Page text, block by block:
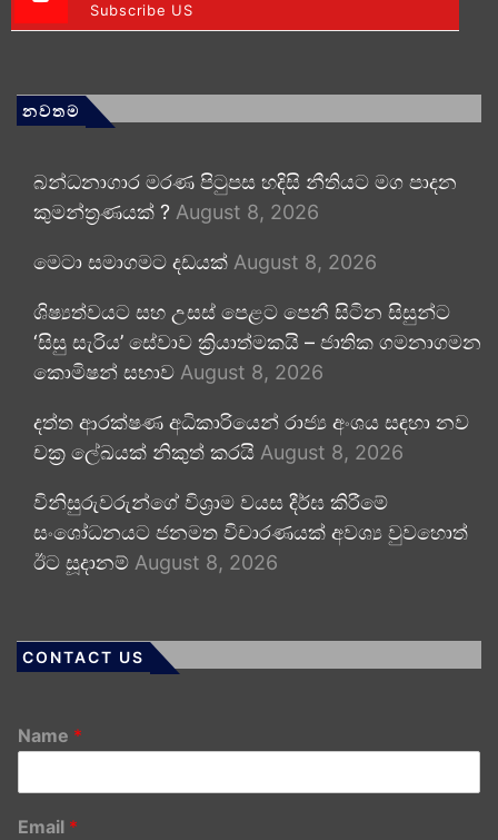
Subscribe US
නවතම
බන්ධනාගාර මරණ පිටුපස හදිසි නීතියට මග පාදන
කුමන්ත්‍රණයක් ? August 8, 2026
මෙටා සමාගමට දඩයක් August 8, 2026
ශිෂ්‍යත්වයට සහ උසස් පෙළට පෙනී සිටින සිසුන්ට
‘සිසු සැරිය’ සේවාව ක්‍රියාත්මකයි – ජාතික ගමනාගමන
කොමිෂන් සභාව August 8, 2026
දත්ත ආරක්ෂණ අධිකාරියෙන් රාජ්‍ය අංශය සඳහා නව
චක්‍ර ලේඛයක් නිකුත් කරයි August 8, 2026
විනිසුරුවරුන්ගේ විශ්‍රාම වයස දීර්ඝ කිරීමේ
සංශෝධනයට ජනමත විචාරණයක් අවශ්‍ය වුවහොත්
ඊට සූදානම් August 8, 2026
CONTACT US
Name *
Email *